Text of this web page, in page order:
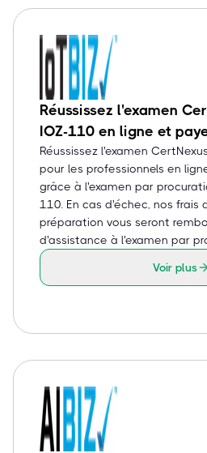
Réussissez l'examen
IOZ-110 en ligne et
Réussissez l'examen
pour les professionnels en
grâce à l'examen par
110. En cas d'échec, nos frais
préparation vous seront
d'assistance à l'examen par
Voir plus